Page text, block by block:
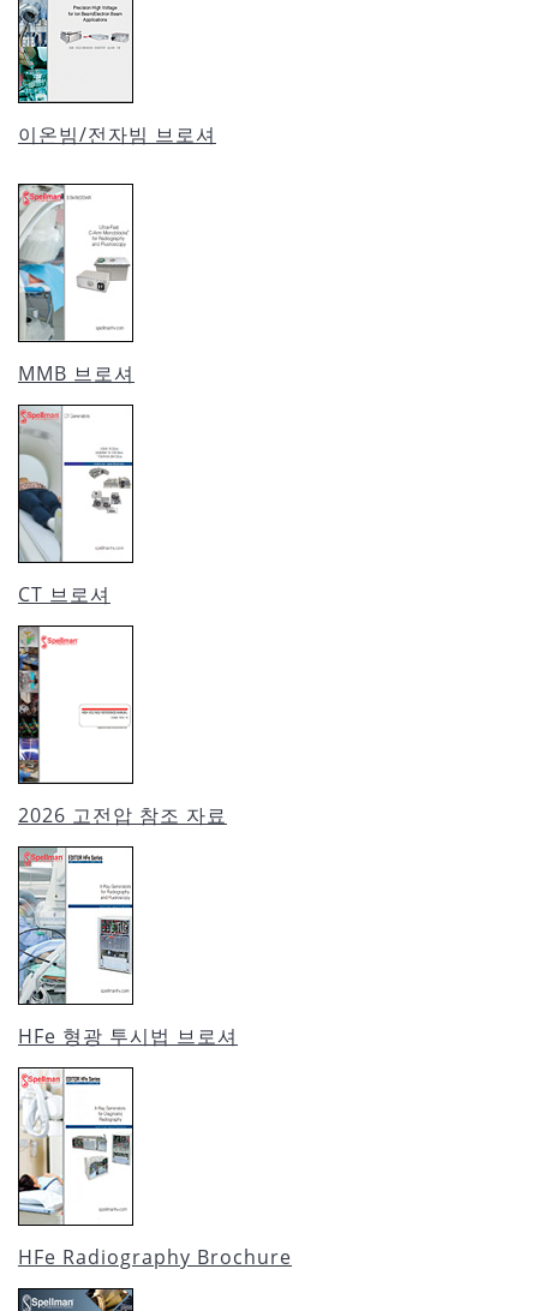
이온빔/전자빔 브로셔
MMB 브로셔
CT 브로셔
2026 고전압 참조 자료
HFe 형광 투시법 브로셔
HFe Radiography Brochure